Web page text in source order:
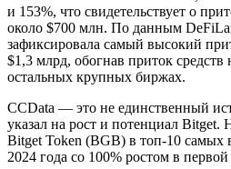
и 153%, что свидетельствует о
около $700 млн. По данным
зафиксировала самый высокий
$1,3 млрд, обогнав приток
остальных крупных биржах.
CCData — это не единственный
указал на рост и потенциал Bitget.
Bitget Token (BGB) в топ-10 самых
2024 года со 100% ростом в